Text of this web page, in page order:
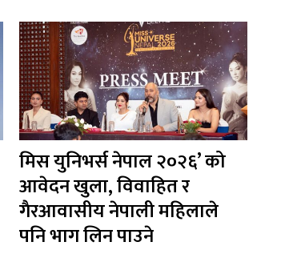
मिस युनिभर्स नेपाल २०२६’ को
आवेदन खुला, विवाहित र
गैरआवासीय नेपाली महिलाले
पनि भाग लिन पाउने